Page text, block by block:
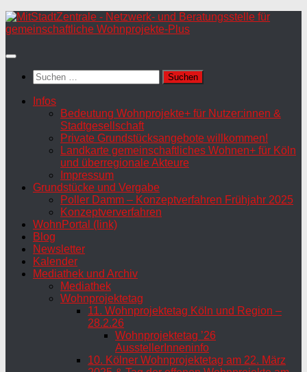
Zum
Inhalt
Suchen
nach:
Infos
Bedeutung Wohnprojekte+ für Nutzer:innen &
Stadtgesellschaft
Private Grundstücksangebote willkommen!
Landkarte gemeinschaftliches Wohnen+ für Köln
und überregionale Akteure
Impressum
Grundstücke und Vergabe
Poller Damm – Konzeptverfahren Frühjahr 2025
Konzeptververfahren
WohnPortal (link)
Blog
Newsletter
Kalender
Mediathek und Archiv
Mediathek
Wohnprojektetag
11. Wohnprojektetag Köln und Region –
28.2.26
Wohnprojektetag ’26
AusstellerInneninfo
10. Kölner Wohnprojektetag am 22. März